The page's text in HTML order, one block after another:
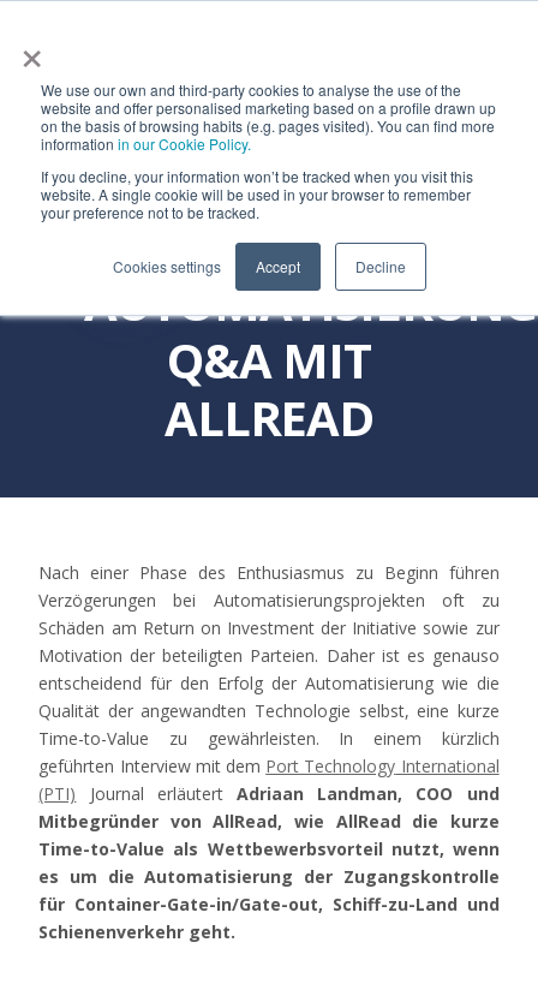
×
We use our own and third-party cookies to analyse the use of the
website and offer personalised marketing based on a profile drawn up
on the basis of browsing habits (e.g. pages visited). You can find more
information in our Cookie Policy.
If you decline, your information won’t be tracked when you visit this
website. A single cookie will be used in your browser to remember
your preference not to be tracked.
Cookies settings Accept Decline
REDUZIERUNG
DER TIME-TO-
VALUE BEI
Q&A MIT
ALLREAD
Nach einer Phase des Enthusiasmus zu Beginn führen
Verzögerungen bei Automatisierungsprojekten oft zu
Schäden am Return on Investment der Initiative sowie zur
Motivation der beteiligten Parteien. Daher ist es genauso
entscheidend für den Erfolg der Automatisierung wie die
Qualität der angewandten Technologie selbst, eine kurze
Time-to-Value zu gewährleisten. In einem kürzlich
geführten Interview mit dem Port Technology International
(PTI) Journal erläutert Adriaan Landman, COO und
Mitbegründer von AllRead, wie AllRead die kurze
Time-to-Value als Wettbewerbsvorteil nutzt, wenn
es um die Automatisierung der Zugangskontrolle
für Container-Gate-in/Gate-out, Schiff-zu-Land und
Schienenverkehr geht.